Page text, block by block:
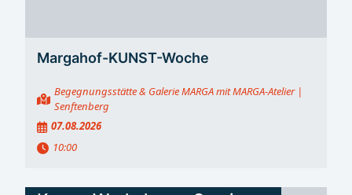
Margahof-KUNST-Woche
Begegnungsstätte & Galerie MARGA mit MARGA-Atelier |
Senftenberg
07.08.2026
10:00